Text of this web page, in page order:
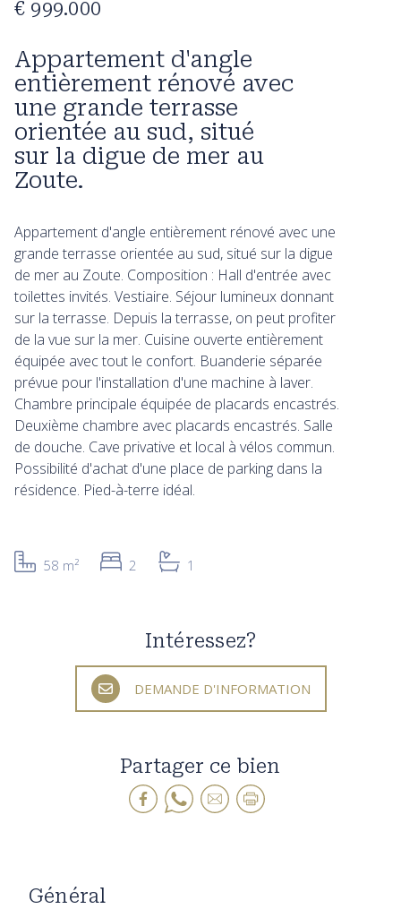
Appartement d'angle
entièrement rénové avec
une grande terrasse
orientée au sud, situé
sur la digue de mer au
Zoute.
€ 999.000
Appartement d'angle entièrement rénové avec une
grande terrasse orientée au sud, situé sur la digue
de mer au Zoute. Composition : Hall d'entrée avec
toilettes invités. Vestiaire. Séjour lumineux donnant
sur la terrasse. Depuis la terrasse, on peut profiter
de la vue sur la mer. Cuisine ouverte entièrement
équipée avec tout le confort. Buanderie séparée
prévue pour l'installation d'une machine à laver.
Chambre principale équipée de placards encastrés.
Deuxième chambre avec placards encastrés. Salle
de douche. Cave privative et local à vélos commun.
Possibilité d'achat d'une place de parking dans la
résidence. Pied-à-terre idéal.
58 m² 2 1
Intéressez?
DEMANDE D'INFORMATION
Partager ce bien
Général